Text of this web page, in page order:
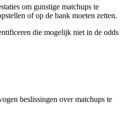
om gunstige matchups te
of op de bank moeten zetten.
die mogelijk niet in de odds
beslissingen over matchups te